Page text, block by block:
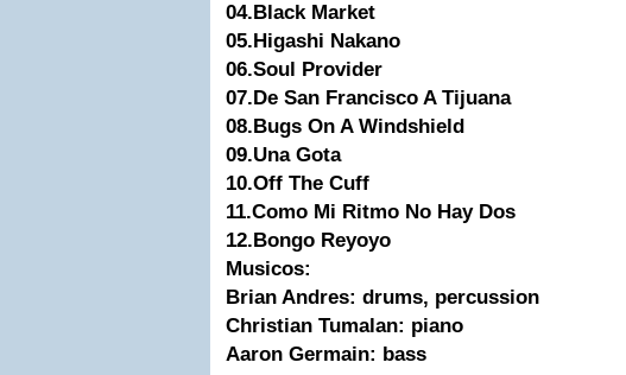
04.Black Market
05.Higashi Nakano
06.Soul Provider
07.De San Francisco A Tijuana
08.Bugs On A Windshield
09.Una Gota
10.Off The Cuff
11.Como Mi Ritmo No Hay Dos
12.Bongo Reyoyo
Musicos:
Brian Andres: drums, percussion
Christian Tumalan: piano
Aaron Germain: bass